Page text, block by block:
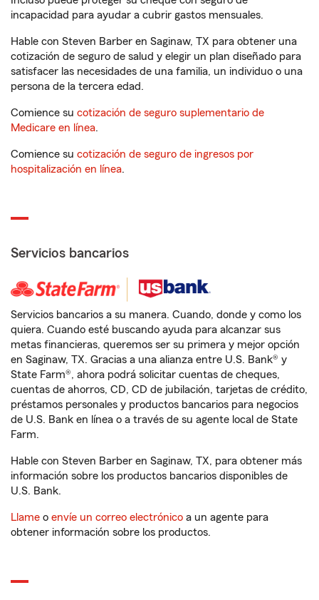
incapacidad para ayudar a cubrir gastos mensuales.
Hable con Steven Barber en Saginaw, TX para obtener una
cotización de seguro de salud y elegir un plan diseñado para
satisfacer las necesidades de una familia, un individuo o una
persona de la tercera edad.
Comience su cotización de seguro suplementario de
Medicare en línea.
Comience su cotización de seguro de ingresos por
hospitalización en línea.
Servicios bancarios
Servicios bancarios a su manera. Cuando, donde y como los
quiera. Cuando esté buscando ayuda para alcanzar sus
metas financieras, queremos ser su primera y mejor opción
en Saginaw, TX. Gracias a una alianza entre U.S. Bank® y
State Farm®, ahora podrá solicitar cuentas de cheques,
cuentas de ahorros, CD, CD de jubilación, tarjetas de crédito,
préstamos personales y productos bancarios para negocios
de U.S. Bank en línea o a través de su agente local de State
Farm.
Hable con Steven Barber en Saginaw, TX, para obtener más
información sobre los productos bancarios disponibles de
U.S. Bank.
Llame o envíe un correo electrónico a un agente para
obtener información sobre los productos.